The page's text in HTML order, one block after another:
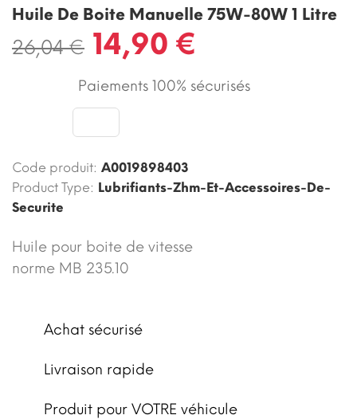
Huile De Boite Manuelle 75W-80W 1 Litre
26,04 € 14,90 €
Paiements 100% sécurisés
Code produit: A0019898403
Product Type: Lubrifiants-Zhm-Et-Accessoires-De-
Securite
Huile pour boite de vitesse
norme MB 235.10
Achat sécurisé
Livraison rapide
Produit pour VOTRE véhicule